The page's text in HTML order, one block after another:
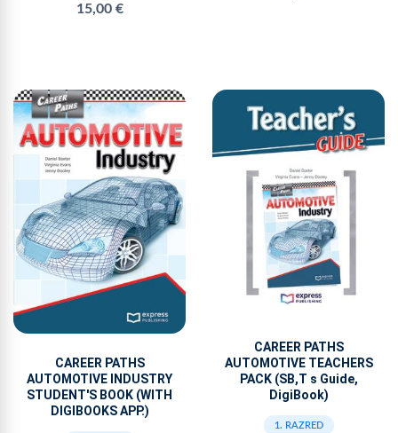
15,00 €
CAREER PATHS
AUTOMOTIVE INDUSTRY
STUDENT'S BOOK (WITH
DIGIBOOKS APP.)
CAREER PATHS
AUTOMOTIVE TEACHERS
PACK (SB,T s Guide,
DigiBook)
1. RAZRED